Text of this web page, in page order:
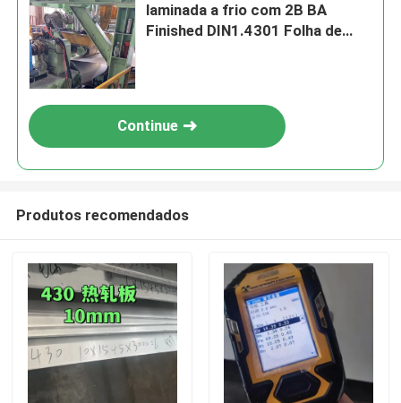
laminada a frio com 2B BA
Finished DIN1.4301 Folha de
Continue
Produtos recomendados